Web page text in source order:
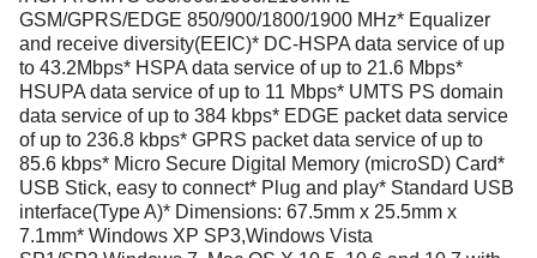
GSM/GPRS/EDGE 850/900/1800/1900 MHz* Equalizer
and receive diversity(EEIC)* DC-HSPA data service of up
to 43.2Mbps* HSPA data service of up to 21.6 Mbps*
HSUPA data service of up to 11 Mbps* UMTS PS domain
data service of up to 384 kbps* EDGE packet data service
of up to 236.8 kbps* GPRS packet data service of up to
85.6 kbps* Micro Secure Digital Memory (microSD) Card*
USB Stick, easy to connect* Plug and play* Standard USB
interface(Type A)* Dimensions: 67.5mm x 25.5mm x
7.1mm* Windows XP SP3,Windows Vista